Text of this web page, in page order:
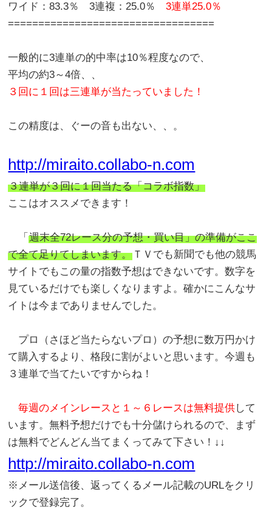
ワイド：83.3％ 3連複：25.0％3連単25.0％
==================================
一般的に3連単の的中率は10％程度なので、
平均の約3～4倍、、
３回に１回は三連単が当たっていました！
この精度は、ぐーの音も出ない、、。
http://miraito.collabo-n.com
３連単が３回に１回当たる「コラボ指数」
ここはオススメできます！
「週末全72レース分の予想・買い目」の準備がここ
で全て足りてしまいます。 ＴＶでも新聞でも他の競馬
サイトでもこの量の指数予想はできないです。数字を
見ているだけでも楽しくなりますよ。確かにこんなサ
イトは今までありませんでした。
プロ（さほど当たらないプロ）の予想に数万円かけ
て購入するより、格段に割がよいと思います。今週も
３連単で当てたいですからね！
毎週のメインレースと１～６レースは無料提供して
います。無料予想だけでも十分儲けられるので、まず
は無料でどんどん当てまくってみて下さい！↓↓
http://miraito.collabo-n.com
※メール送信後、返ってくるメール記載のURLをクリ
ックで登録完了。